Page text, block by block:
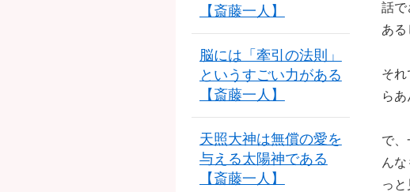
話で
ある
そ
ら
で、
ん
っ
【斎藤一人】
脳には「牽引の法則」
というすごい力がある
【斎藤一人】
天照大神は無償の愛を
与える太陽神である
【斎藤一人】